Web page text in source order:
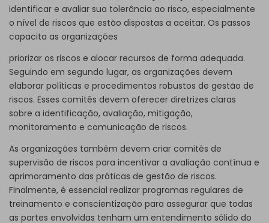
identificar e avaliar sua tolerância ao risco, especialmente
o nível de riscos que estão dispostas a aceitar. Os passos
capacita as organizações
priorizar os riscos e alocar recursos de forma adequada.
Seguindo em segundo lugar, as organizações devem
elaborar políticas e procedimentos robustos de gestão de
riscos. Esses comitês devem oferecer diretrizes claras
sobre a identificação, avaliação, mitigação,
monitoramento e comunicação de riscos.
As organizações também devem criar comitês de
supervisão de riscos para incentivar a avaliação contínua e
aprimoramento das práticas de gestão de riscos.
Finalmente, é essencial realizar programas regulares de
treinamento e conscientização para assegurar que todas
as partes envolvidas tenham um entendimento sólido do